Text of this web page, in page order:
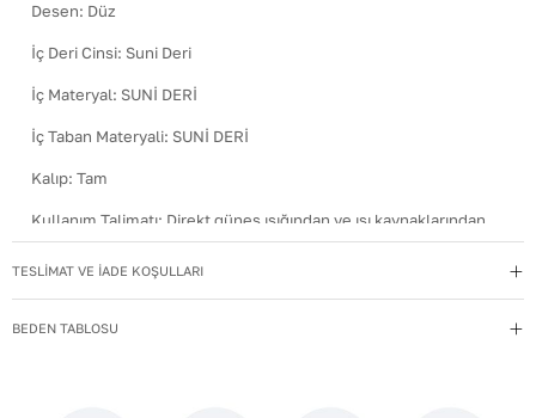
Desen: Düz
İç Deri Cinsi: Suni Deri
İç Materyal: SUNİ DERİ
İç Taban Materyali: SUNİ DERİ
Kalıp: Tam
Kullanım Talimatı: Direkt güneş ışığından ve ısı kaynaklarından
uzak tutun.
Suni Deri
Menşei:Türkiye
TESLİMAT VE İADE KOŞULLARI
BEDEN TABLOSU